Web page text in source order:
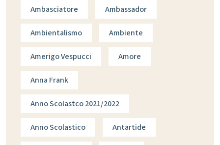
Ambasciatore Ambassador
Ambientalismo Ambiente
Amerigo Vespucci Amore
Anna Frank
Anno Scolastco 2021/2022
Anno Scolastico Antartide